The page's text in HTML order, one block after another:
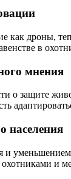
как дроны,
в
мнения
о защите
населения
и
и